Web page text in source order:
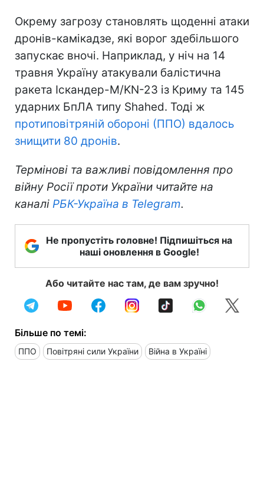
Окрему загрозу становлять щоденні атаки
дронів-камікадзе, які ворог здебільшого
запускає вночі. Наприклад, у ніч на 14
травня Україну атакували балістична
ракета Іскандер-М/KN-23 із Криму та 145
ударних БпЛА типу Shahed. Тоді ж
протиповітряній обороні (ППО) вдалось
знищити 80 дронів.
Термінові та важливі повідомлення про
війну Росії проти України читайте на
каналі РБК-Україна в Telegram.
Не пропустіть головне! Підпишіться на
наші оновлення в Google!
Або читайте нас там, де вам зручно!
Більше по темі:
ППО Повітряні сили України Війна в Україні